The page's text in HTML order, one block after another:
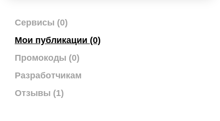
Сервисы (0)
Мои публикации (0)
Промокоды (0)
Разработчикам
Отзывы (1)